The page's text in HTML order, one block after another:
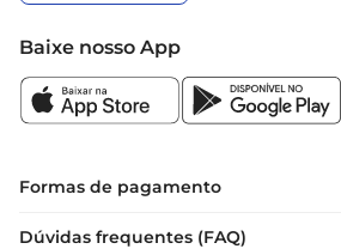
Baixe nosso App
Formas de pagamento
Dúvidas frequentes (FAQ)